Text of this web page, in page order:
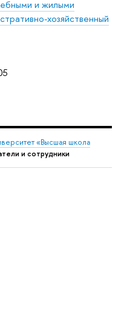
и жилыми
хозяйственный
«Высшая школа
и сотрудники